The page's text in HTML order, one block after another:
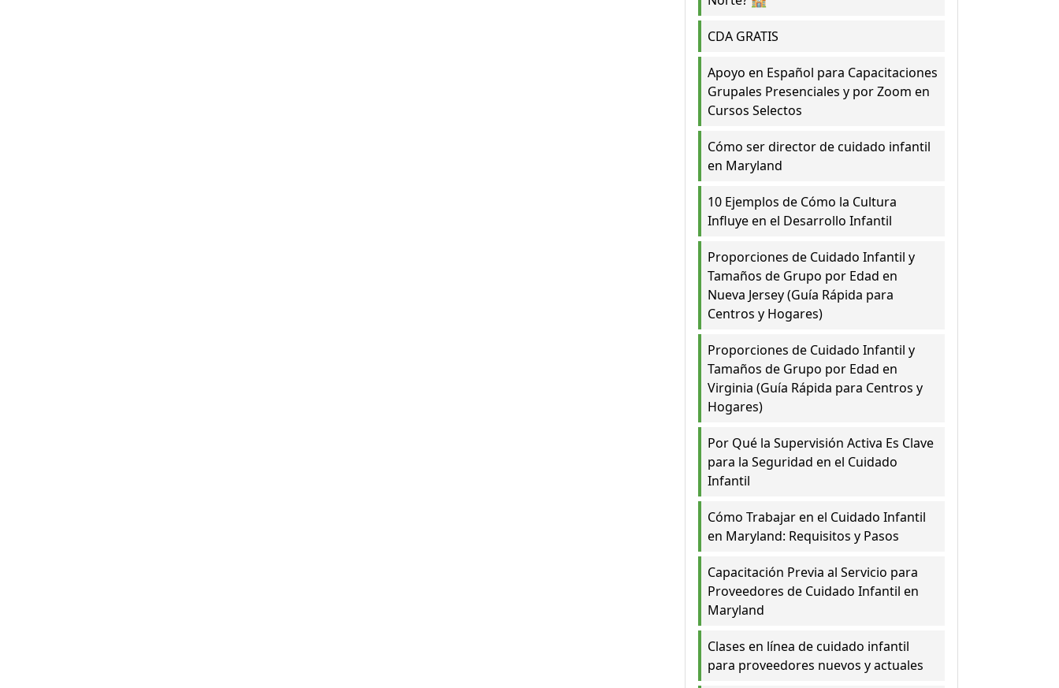
CDA GRATIS
Apoyo en Español para Capacitaciones
Grupales Presenciales y por Zoom en
Cursos Selectos
Cómo ser director de cuidado infantil
en Maryland
10 Ejemplos de Cómo la Cultura
Influye en el Desarrollo Infantil
Proporciones de Cuidado Infantil y
Tamaños de Grupo por Edad en
Nueva Jersey (Guía Rápida para
Centros y Hogares)
Proporciones de Cuidado Infantil y
Tamaños de Grupo por Edad en
Virginia (Guía Rápida para Centros y
Hogares)
Por Qué la Supervisión Activa Es Clave
para la Seguridad en el Cuidado
Infantil
Cómo Trabajar en el Cuidado Infantil
en Maryland: Requisitos y Pasos
Capacitación Previa al Servicio para
Proveedores de Cuidado Infantil en
Maryland
Clases en línea de cuidado infantil
para proveedores nuevos y actuales